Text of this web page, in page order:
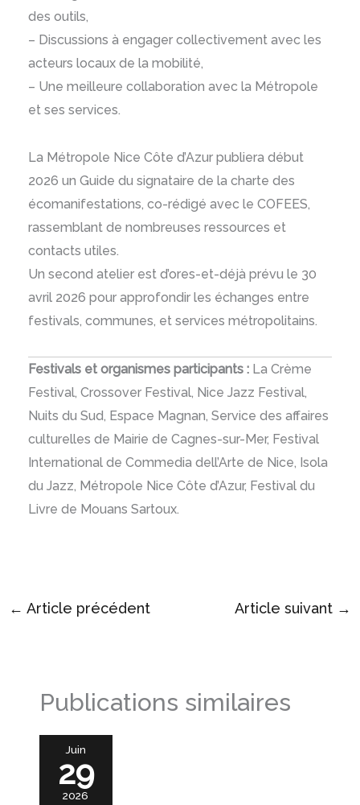
des outils,
– Discussions à engager collectivement avec les
acteurs locaux de la mobilité,
– Une meilleure collaboration avec la Métropole
et ses services.
La Métropole Nice Côte d’Azur publiera début
2026 un Guide du signataire de la charte des
écomanifestations, co-rédigé avec le COFEES,
rassemblant de nombreuses ressources et
contacts utiles.
Un second atelier est d’ores-et-déjà prévu le 30
avril 2026 pour approfondir les échanges entre
festivals, communes, et services métropolitains.
Festivals et organismes participants : La Crème
Festival, Crossover Festival, Nice Jazz Festival,
Nuits du Sud, Espace Magnan, Service des affaires
culturelles de Mairie de Cagnes-sur-Mer, Festival
International de Commedia dell’Arte de Nice, Isola
du Jazz, Métropole Nice Côte d’Azur, Festival du
Livre de Mouans Sartoux.
← Article précédent Article suivant →
Publications similaires
Juin
29
2026